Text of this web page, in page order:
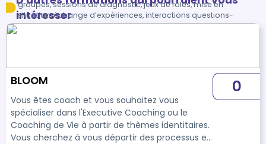
groupes, sessions de diagnostic, jeux de rôles, mise en
situation, échange d’expériences, interactions questions-
réponses, ... Pour faciliter l’intégration dans l’environnement
intéresser
BLOOM
Vous êtes coach et vous souhaitez vous
spécialiser dans l'Executive Coaching ou le
Coaching de Vie à partir de thèmes identitaires.
Vous cherchez à vous départir des processus et
0